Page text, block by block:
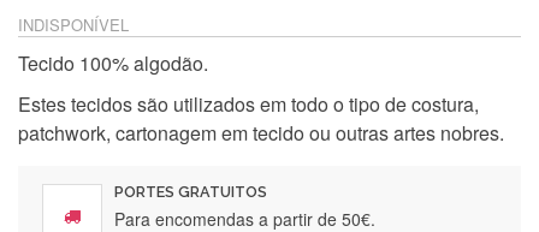
INDISPONÍVEL
Tecido 100% algodão.
Estes tecidos são utilizados em todo o tipo de costura,
patchwork, cartonagem em tecido ou outras artes nobres.
PORTES GRATUITOS
Para encomendas a partir de 50€.